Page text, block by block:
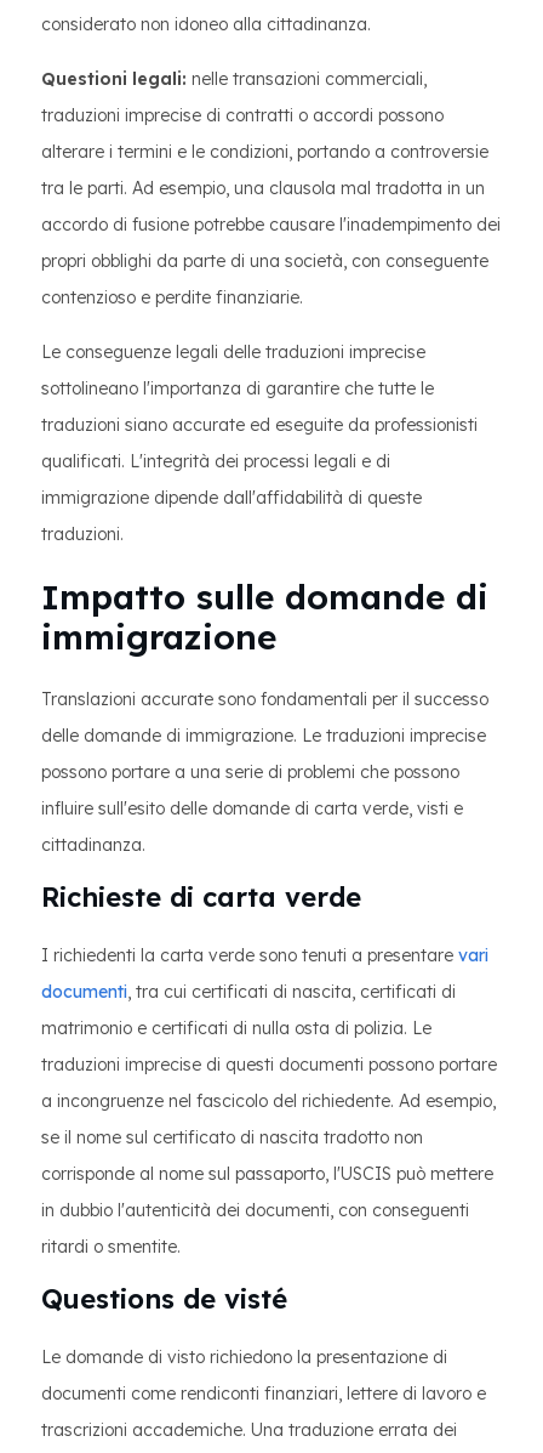
considerato non idoneo alla cittadinanza.
Questioni legali: nelle transazioni commerciali,
traduzioni imprecise di contratti o accordi possono
alterare i termini e le condizioni, portando a controversie
tra le parti. Ad esempio, una clausola mal tradotta in un
accordo di fusione potrebbe causare l'inadempimento dei
propri obblighi da parte di una società, con conseguente
contenzioso e perdite finanziarie.
Le conseguenze legali delle traduzioni imprecise
sottolineano l'importanza di garantire che tutte le
traduzioni siano accurate ed eseguite da professionisti
qualificati. L'integrità dei processi legali e di
immigrazione dipende dall'affidabilità di queste
traduzioni.
Impatto sulle domande di
immigrazione
Translazioni accurate sono fondamentali per il successo
delle domande di immigrazione. Le traduzioni imprecise
possono portare a una serie di problemi che possono
influire sull'esito delle domande di carta verde, visti e
cittadinanza.
Richieste di carta verde
I richiedenti la carta verde sono tenuti a presentare vari
documenti, tra cui certificati di nascita, certificati di
matrimonio e certificati di nulla osta di polizia. Le
traduzioni imprecise di questi documenti possono portare
a incongruenze nel fascicolo del richiedente. Ad esempio,
se il nome sul certificato di nascita tradotto non
corrisponde al nome sul passaporto, l'USCIS può mettere
in dubbio l'autenticità dei documenti, con conseguenti
ritardi o smentite.
Questions de visté
Le domande di visto richiedono la presentazione di
documenti come rendiconti finanziari, lettere di lavoro e
trascrizioni accademiche. Una traduzione errata dei